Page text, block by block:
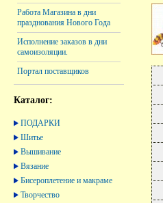
Работа Магазина в дни
празднования Нового Года
Исполнение заказов в дни
самоизоляции.
Портал поставщиков
Каталог:
ПОДАРКИ
Шитье
Вышивание
Вязание
Бисероплетение и макраме
Творчество